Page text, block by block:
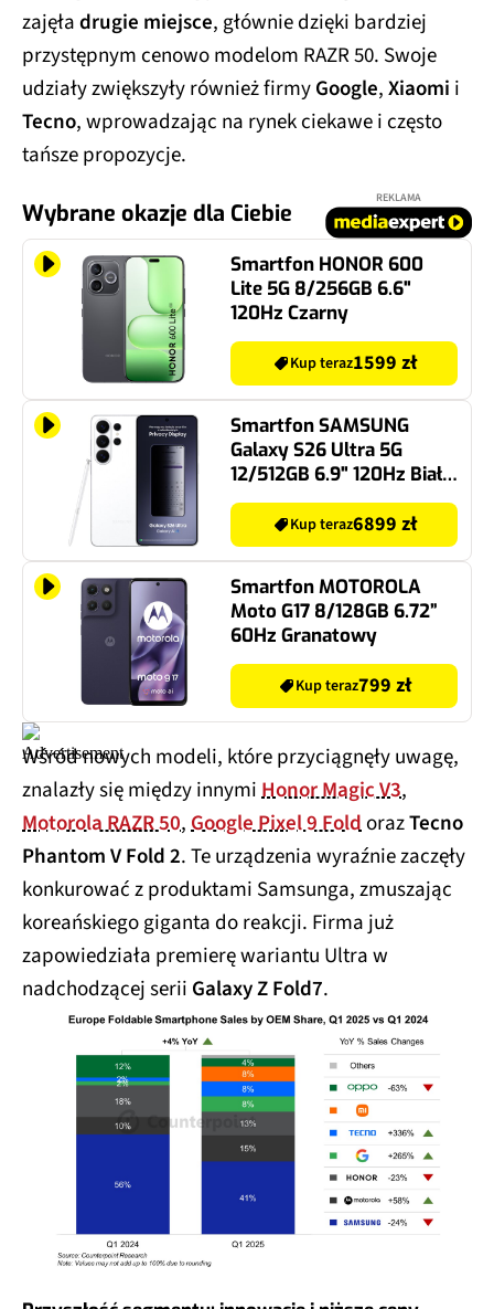
zajęładrugie miejsce, głównie dzięki bardziej
przystępnym cenowo modelom RAZR 50. Swoje
udziały zwiększyły również firmyGoogle,Xiaomi i
Tecno, wprowadzając na rynek ciekawe i często
tańsze propozycje.
Wybrane okazje dla Ciebie
REKLAMA
Smartfon HONOR 600
Lite 5G 8/256GB 6.6"
120Hz Czarny
Kup teraz1599 zł
Smartfon SAMSUNG
Galaxy S26 Ultra 5G
12/512GB 6.9" 120Hz Biały
SM-S948
Kup teraz6899 zł
Smartfon MOTOROLA
Moto G17 8/128GB 6.72”
60Hz Granatowy
Kup teraz799 zł
Wśród nowych modeli, które przyciągnęły uwagę,
znalazły się między innymiHonor Magic V3,
Motorola RAZR 50,Google Pixel 9 FoldorazTecno
Phantom V Fold 2. Te urządzenia wyraźnie zaczęły
konkurować z produktami Samsunga, zmuszając
koreańskiego giganta do reakcji. Firma już
zapowiedziała premierę wariantu Ultra w
nadchodzącej serii Galaxy Z Fold7.